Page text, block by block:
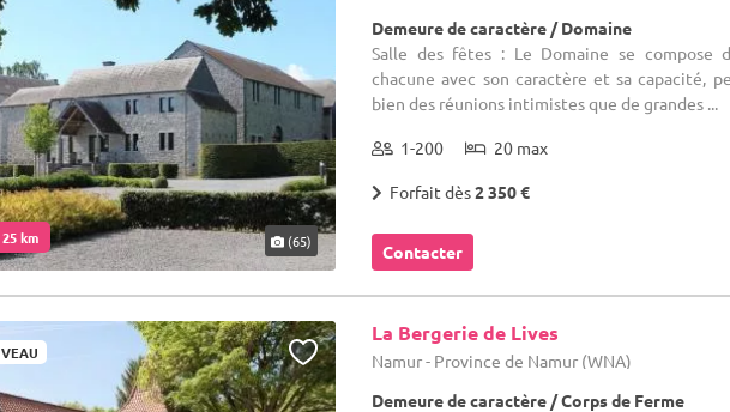
km (65)
Demeure de caractère / Domaine
Salle des fêtes : Le Domaine se compose
chacune avec son caractère et sa capacité,
bien des réunions intimistes que de grandes ...
1-200 20 max
Forfait dès2 350 €
Contacter
La Bergerie de Lives
Namur - Province de Namur (WNA)
Demeure de caractère / Corps de Ferme